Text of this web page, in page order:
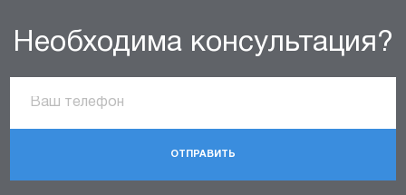
Необходима консультация?
ОТПРАВИТЬ